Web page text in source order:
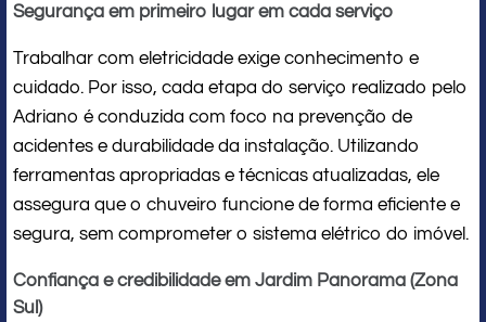
Segurança em primeiro lugar em cada serviço
Trabalhar com eletricidade exige conhecimento e
cuidado. Por isso, cada etapa do serviço realizado pelo
Adriano é conduzida com foco na prevenção de
acidentes e durabilidade da instalação. Utilizando
ferramentas apropriadas e técnicas atualizadas, ele
assegura que o chuveiro funcione de forma eficiente e
segura, sem comprometer o sistema elétrico do imóvel.
Confiança e credibilidade em Jardim Panorama (Zona
Sul)